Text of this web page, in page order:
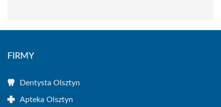
FIRMY
Dentysta Olsztyn
Apteka Olsztyn